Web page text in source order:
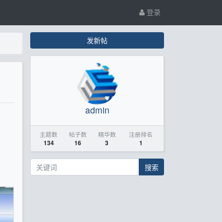
登录
发新帖
admin
主题数
134
帖子数
16
精华数
3
注册排名
1
搜索